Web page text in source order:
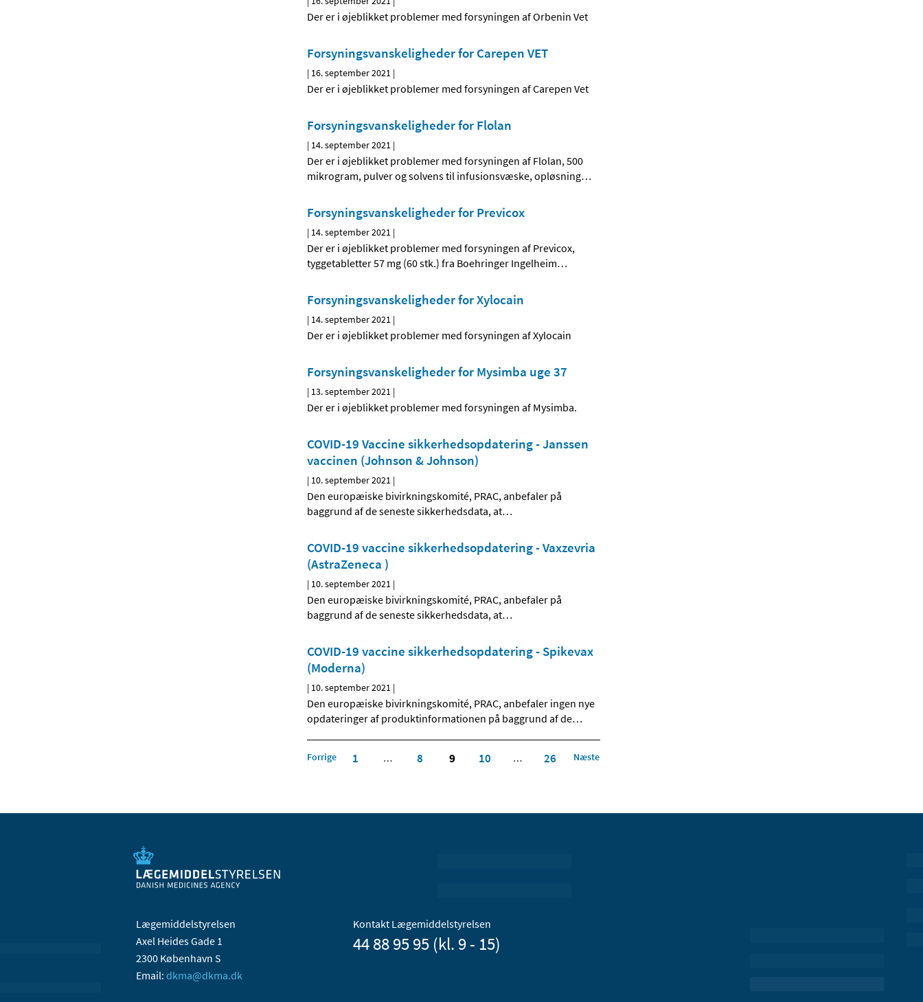
Der er i øjeblikket problemer med forsyningen af Orbenin Vet
Forsyningsvanskeligheder for Carepen VET
| 16. september 2021 |
Der er i øjeblikket problemer med forsyningen af Carepen Vet
Forsyningsvanskeligheder for Flolan
| 14. september 2021 |
Der er i øjeblikket problemer med forsyningen af Flolan, 500
mikrogram, pulver og solvens til infusionsvæske, opløsning…
Forsyningsvanskeligheder for Previcox
| 14. september 2021 |
Der er i øjeblikket problemer med forsyningen af Previcox,
tyggetabletter 57 mg (60 stk.) fra Boehringer Ingelheim…
Forsyningsvanskeligheder for Xylocain
| 14. september 2021 |
Der er i øjeblikket problemer med forsyningen af Xylocain
Forsyningsvanskeligheder for Mysimba uge 37
| 13. september 2021 |
Der er i øjeblikket problemer med forsyningen af Mysimba.
COVID-19 Vaccine sikkerhedsopdatering - Janssen
vaccinen (Johnson & Johnson)
| 10. september 2021 |
Den europæiske bivirkningskomité, PRAC, anbefaler på
baggrund af de seneste sikkerhedsdata, at…
COVID-19 vaccine sikkerhedsopdatering - Vaxzevria
(AstraZeneca )
| 10. september 2021 |
Den europæiske bivirkningskomité, PRAC, anbefaler på
baggrund af de seneste sikkerhedsdata, at…
COVID-19 vaccine sikkerhedsopdatering - Spikevax
(Moderna)
| 10. september 2021 |
Den europæiske bivirkningskomité, PRAC, anbefaler ingen nye
opdateringer af produktinformationen på baggrund af de…
Forrige 1 … 8 9 10 … 26 Næste
Lægemiddelstyrelsen
Axel Heides Gade 1
2300 København S
Email: dkma@dkma.dk
Kontakt Lægemiddelstyrelsen
44 88 95 95 (kl. 9 - 15)